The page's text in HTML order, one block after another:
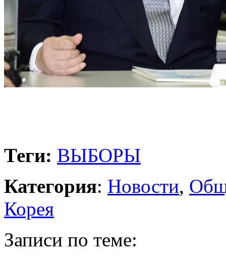
Теги: ВЫБОРЫ
Категория: Новости,
Корея
Записи по теме: